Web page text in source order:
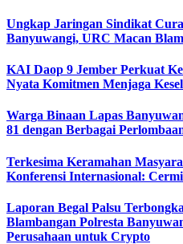
Ungkap Jaringan Sindikat
Banyuwangi, URC Macan
KAI Daop 9 Jember Perkuat
Nyata Komitmen Menjaga
Warga Binaan Lapas
81 dengan Berbagai
Terkesima Keramahan
Konferensi Internasional:
Laporan Begal Palsu
Blambangan Polresta
Perusahaan untuk Crypto